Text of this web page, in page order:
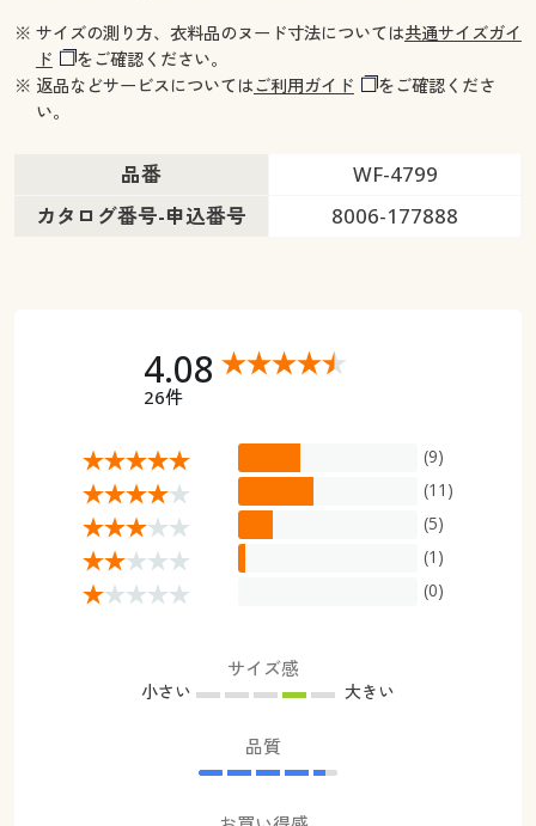
※ サイズの測り方、衣料品のヌード寸法については共通サイズガイ
ド
をご確認ください。
※ 返品などサービスについてはご利用ガイド
をご確認くださ
い。
品番
WF-4799
カタログ番号-申込番号
8006-177888
4.08
26件
(9)
(11)
(5)
(1)
(0)
サイズ感
小さい 大きい
品質